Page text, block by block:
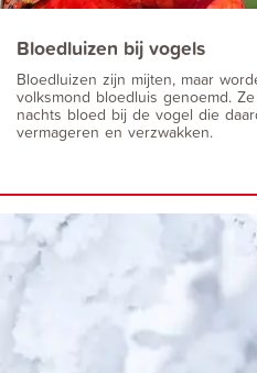
Bloedluizen bij vogels
Bloedluizen zijn mijten, maar
volksmond bloedluis genoemd. Ze
nachts bloed bij de vogel die
vermageren en verzwakken.